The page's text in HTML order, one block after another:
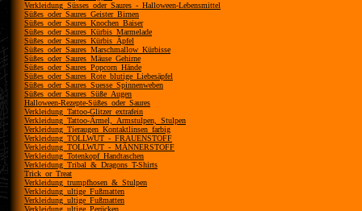
Verkleidung_Süsses_oder_Saures_-_Halloween-Lebensmittel
Süßes_oder_Saures_Geister_Birnen
Süßes_oder_Saures_Knochen_Baiser
Süßes_oder_Saures_Kürbis_Marmelade
Süßes_oder_Saures_Kürbis_Äpfel
Süßes_oder_Saures_Marschmallow_Kürbisse
Süßes_oder_Saures_Mäuse_Gehirne
Süßes_oder_Saures_Popcorn_Hände
Süßes_oder_Saures_Rote_blutige_Liebesäpfel
Süßes_oder_Saures_Suesse_Spinnenweben
Süßes_oder_Saures_Süße_Augen
Halloween-Rezepte-Süßes_oder_Saures
Verkleidung_Tattoo-Glitzer_extrafein
Verkleidung_Tattoo-Ärmel,_Armstulpen,_Stulpen
Verkleidung_Tieraugen_Kontaktlinsen_farbig
Verkleidung_TOLLWUT_-_FRAUENSTOFF
Verkleidung_TOLLWUT_-_MÄNNERSTOFF
Verkleidung_Totenkopf_Handtaschen
Verkleidung_Tribal_&_Dragons_T-Shirts
Trick_or_Treat
Verkleidung_trumpfhosen_&_Stulpen
Verkleidung_ultige_Fußmatten
Verkleidung_ultige_Fußmatten